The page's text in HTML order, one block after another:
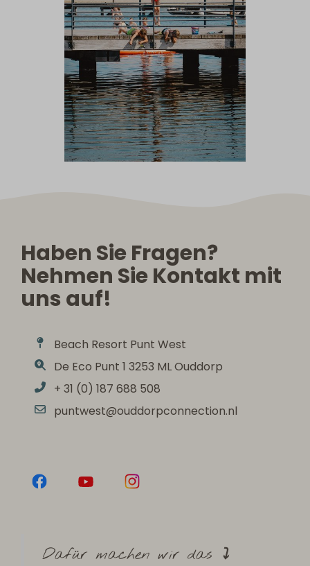
Haben Sie Fragen?
Nehmen Sie Kontakt mit
uns auf!
Beach Resort Punt West
De Eco Punt 1 3253 ML Ouddorp
+ 31 (0) 187 688 508
puntwest@ouddorpconnection.nl
Dafür machen wir das ⤵